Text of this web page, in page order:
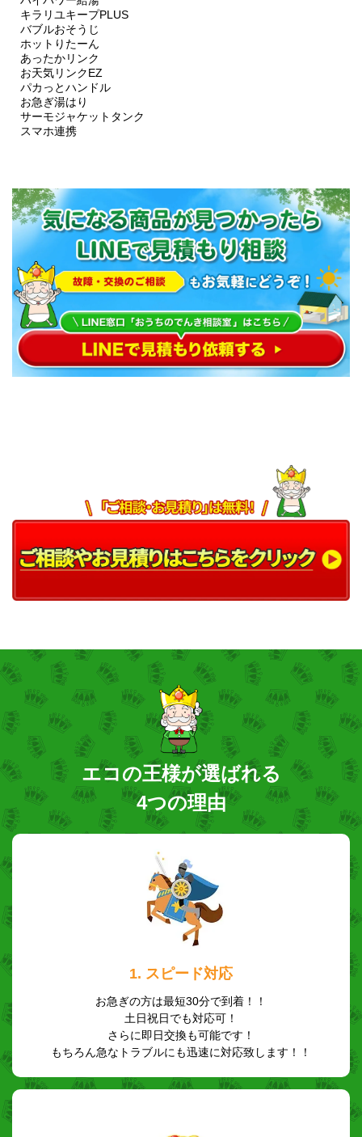
キラリユキープPLUS
バブルおそうじ
ホットりたーん
あったかリンク
お天気リンクEZ
パカっとハンドル
お急ぎ湯はり
サーモジャケットタンク
スマホ連携
エコの王様が選ばれる
4つの理由
1. スピード対応
お急ぎの方は最短30分で到着！！
土日祝日でも対応可！
さらに即日交換も可能です！
もちろん急なトラブルにも迅速に対応致します！！